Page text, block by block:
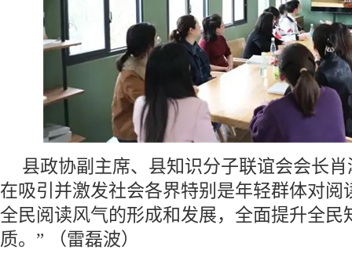
县政协副主席、县知识分子联谊会会长
在吸引并激发社会各界特别是年轻群体对阅
全民阅读风气的形成和发展，全面提升全民
质。” （雷磊波）